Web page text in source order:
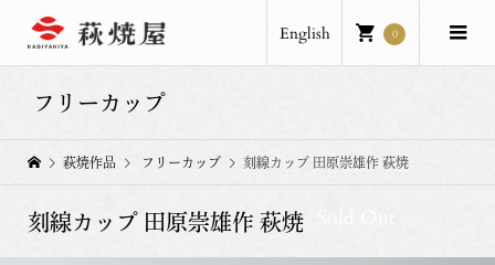
English 0
フリーカップ
萩焼作品 フリーカップ 刻線カップ 田原崇雄作 萩焼
刻線カップ 田原崇雄作 萩焼